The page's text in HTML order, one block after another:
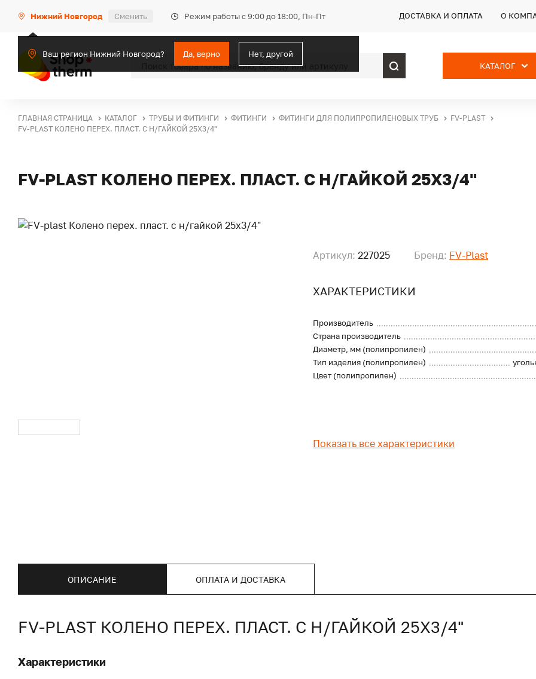
Нижний Новгород Сменить Режим работы с 9:00 до 18:00, Пн-Пт
Ваш регион Нижний Новгород? Да, верно Нет, другой
ДОСТАВКА И ОПЛАТА О
КАТАЛОГ
ГЛАВНАЯ СТРАНИЦА КАТАЛОГ ТРУБЫ И ФИТИНГИ ФИТИНГИ ФИТИНГИ ДЛЯ ПОЛИПРОПИЛЕНОВЫХ ТРУБ
FV-PLAST
FV-PLAST КОЛЕНО ПЕРЕХ. ПЛАСТ. С Н/ГАЙКОЙ 25Х3/4"
FV-PLAST КОЛЕНО ПЕРЕХ. ПЛАСТ. С Н/ГАЙКОЙ 25Х3/4"
Артикул: 227025 Бренд: FV-Plast
ХАРАКТЕРИСТИКИ
Производитель
Страна производитель
Диаметр, мм (полипропилен)
Тип изделия (полипропилен)
Цвет (полипропилен)
Показать все характеристики
ОПИСАНИЕ ОПЛАТА И ДОСТАВКА
FV-PLAST КОЛЕНО ПЕРЕХ. ПЛАСТ. С Н/ГАЙКОЙ 25Х3/4"
Характеристики